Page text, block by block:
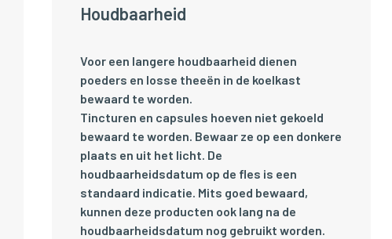
Houdbaarheid
Voor een langere houdbaarheid dienen
poeders en losse theeën in de koelkast
bewaard te worden.
Tincturen en capsules hoeven niet gekoeld
bewaard te worden. Bewaar ze op een donkere
plaats en uit het licht. De
houdbaarheidsdatum op de fles is een
standaard indicatie. Mits goed bewaard,
kunnen deze producten ook lang na de
houdbaarheidsdatum nog gebruikt worden.